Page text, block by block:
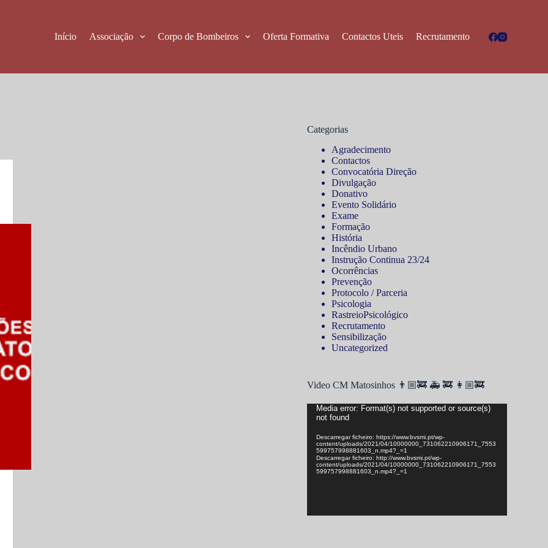
Início Associação Corpo de Bombeiros Oferta Formativa Contactos Uteis Recrutamento
Categorias
Agradecimento
Contactos
Convocatória Direção
Divulgação
Donativo
Evento Solidário
Exame
Formação
História
Incêndio Urbano
Instrução Continua 23/24
Ocorrências
Prevenção
Protocolo / Parceria
Psicologia
RastreioPsicológico
Recrutamento
Sensibilização
Uncategorized
Video CM Matosinhos 👨🏼‍🚒 🚑 🚒 👩🏼‍🚒
Reprodutor
Media error: Format(s) not supported or source(s)
not found
Descarregar ficheiro: https://www.bvsmi.pt/wp-
content/uploads/2021/04/10000000_731062210906171_7553
599757998881603_n.mp4?_=1
Descarregar ficheiro: http://www.bvsmi.pt/wp-
content/uploads/2021/04/10000000_731062210906171_7553
599757998881603_n.mp4?_=1